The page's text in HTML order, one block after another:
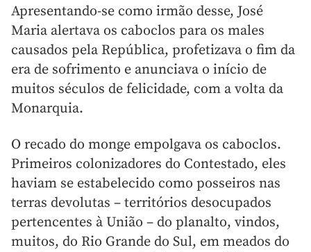
Apresentando-se como irmão desse, José
Maria alertava os caboclos para os males
causados pela República, profetizava o fim da
era de sofrimento e anunciava o início de
muitos séculos de felicidade, com a volta da
Monarquia.
O recado do monge empolgava os caboclos.
Primeiros colonizadores do Contestado, eles
haviam se estabelecido como posseiros nas
terras devolutas – territórios desocupados
pertencentes à União – do planalto, vindos,
muitos, do Rio Grande do Sul, em meados do